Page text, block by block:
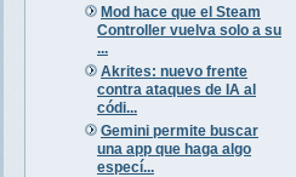
Mod hace que el Steam
Controller vuelva solo a su
...
Akrites: nuevo frente
contra ataques de IA al
códi...
Gemini permite buscar
una app que haga algo
especí...